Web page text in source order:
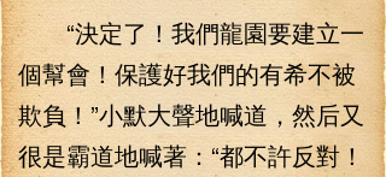
“決定了！我們龍園要建立一
個幫會！保護好我們的有希不被
欺負！”小默大聲地喊道，然后又
很是霸道地喊著：“都不許反對！